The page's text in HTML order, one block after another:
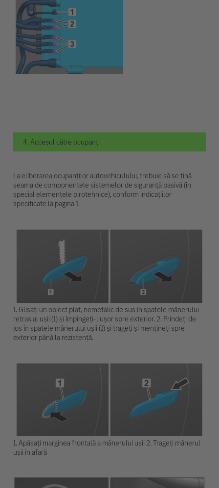
4. Accesul către ocupanți
La eliberarea ocupanților autovehiculului, trebuie să se țină
seama de componentele sistemelor de siguranță pasivă (în
special elementele pirotehnice), conform indicațiilor
specificate la pagina 1.
1. Glisați un obiect plat, nemetalic de sus în spatele mânerului
retras al ușii (1) și împingeți-l ușor spre exterior. 2. Prindeți de
jos în spatele mânerului ușii (1) și trageți și mențineți spre
exterior până la rezistență.
1. Apăsați marginea frontală a mânerului ușii 2. Trageți mânerul
ușii în afară